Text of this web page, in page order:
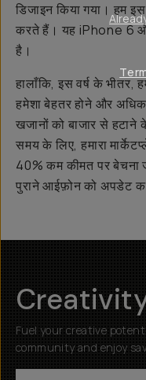
डिजाइन किया गया। हम
करते हैं। यह iPhone 6
है।
हालाँकि, इस वर्ष के भीतर,
हमेशा बेहतर होने और
खजानों को बाजार से
समय के लिए, हमारा
40% कम कीमत पर बेचना
पुराने आईफ़ोन को अपडेट
Fuel your creative
community and enjoy